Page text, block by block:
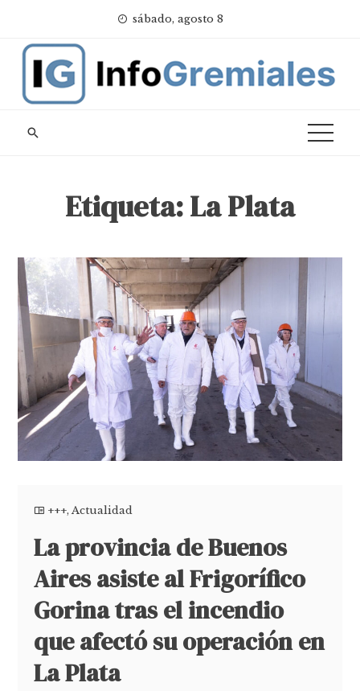
content
sábado, agosto 8
Etiqueta:La Plata
+++,Actualidad
La provincia de Buenos
Aires asiste al Frigorífico
Gorina tras el incendio
que afectó su operación en
La Plata